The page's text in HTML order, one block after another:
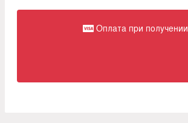
Оплата при получении